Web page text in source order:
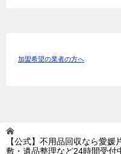
加盟希望の業者の方へ
【公式】不用品回収なら愛
敷・遺品整理など24時間受付